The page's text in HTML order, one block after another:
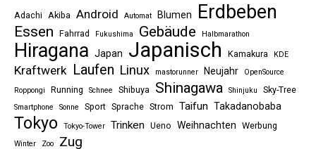
Adachi Akiba Android Automat Blumen Erdbeben
Essen Fahrrad Fukushima Gebäude Halbmarathon
Hiragana Japan Japanisch Kamakura KDE
Kraftwerk Laufen Linux mastorunner Neujahr
OpenSource
Roppongi
Running Schnee Shibuya Shinagawa Shinjuku Sky-Tree
Smartphone Sonne Sport Sprache Strom Taifun Takadanobaba
Tokyo Tokyo-Tower Trinken Ueno Weihnachten Werbung
Winter Zoo Zug